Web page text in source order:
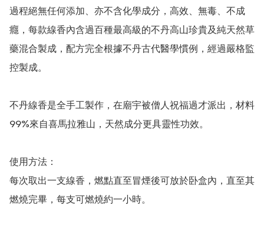
過程絕無任何添加、亦不含化學成分，高效、無毒、不成
癮，每款線香內含過百種最高級的不丹高山珍貴及純天然草
藥混合製成，配方完全根據不丹古代醫學慣例，經過嚴格監
控製成。
不丹線香是全手工製作，在廟宇被僧人祝福過才派出，材料
99%來自喜馬拉雅山，天然成分更具靈性功效。
使用方法：
每次取出一支線香，燃點直至冒煙後可放於卧盒內，直至其
燃燒完畢，每支可燃燒約一小時。